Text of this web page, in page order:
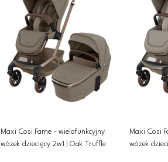
Maxi Cosi Fame - wielofunkcyjny
wózek dziecięcy 2w1 | Oak Truffle
Maxi Cosi
wózek